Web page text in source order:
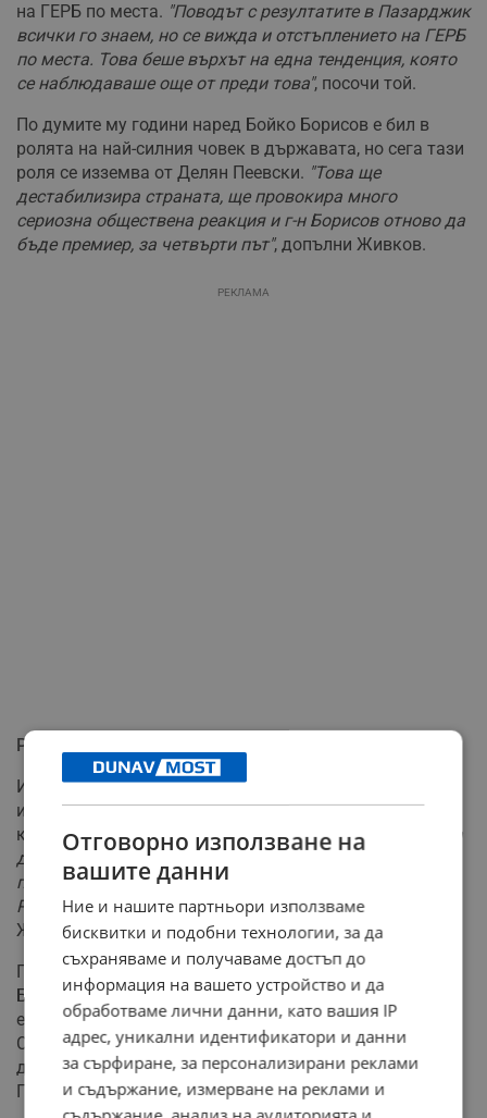
на ГЕРБ по места. "Поводът с резултатите в Пазарджик
всички го знаем, но се вижда и отстъплението на ГЕРБ
по места. Това беше върхът на една тенденция, която
се наблюдаваше още от преди това", посочи той.
По думите му години наред Бойко Борисов е бил в
ролята на най-силния човек в държавата, но сега тази
роля се изземва от Делян Пеевски. "Това ще
дестабилизира страната, ще провокира много
сериозна обществена реакция и г-н Борисов отново да
бъде премиер, за четвърти път", допълни Живков.
РЕКЛАМА
Риск от нова политическа сила начело с Радев
И двамата анализатори подчертаха, че предсрочни
избори поставят под риск сегашната управленска
коалиция."Никой от двамата най-големи не иска това
да се случва, защото рискът да влезе нова
политическа сила, водена от сегашния президент
Румен Радев, е голям", категоричен е Добромир
Живков.
Първан Симеонов определи говоренето на Бойко
Борисов като "жертвено" и изрази учудване от твърде
емоционалното поведение на политик с такъв опит.
Според него при евентуални избори по-късно,
доверието в "ДПС-Ново начало" ще расте за сметка на
ГЕРБ.
Отговорно използване на
вашите данни
Ние и нашите партньори използваме
бисквитки и подобни технологии, за да
съхраняваме и получаваме достъп до
информация на вашето устройство и да
обработваме лични данни, като вашия IP
адрес, уникални идентификатори и данни
за сърфиране, за персонализирани реклами
и съдържание, измерване на реклами и